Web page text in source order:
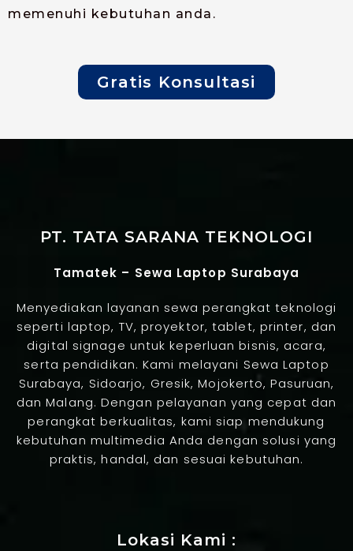
memenuhi kebutuhan anda.
Gratis Konsultasi
PT. TATA SARANA TEKNOLOGI
Tamatek – Sewa Laptop Surabaya
Menyediakan layanan sewa perangkat teknologi
seperti laptop, TV, proyektor, tablet, printer, dan
digital signage untuk keperluan bisnis, acara,
serta pendidikan. Kami melayani Sewa Laptop
Surabaya, Sidoarjo, Gresik, Mojokerto, Pasuruan,
dan Malang. Dengan pelayanan yang cepat dan
perangkat berkualitas, kami siap mendukung
kebutuhan multimedia Anda dengan solusi yang
praktis, handal, dan sesuai kebutuhan.
Lokasi Kami :